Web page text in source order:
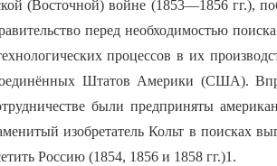
(Восточной) войне (1853—1856 гг.),
перед необходимостью
процессов в их
Штатов Америки (США).
были предприняты
изобретатель Кольт в поисках
Россию (1854, 1856 и 1858 гг.)1.